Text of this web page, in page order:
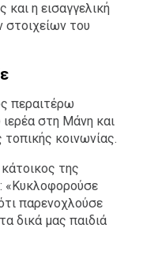
η εισαγγελική
στοιχείων του
περαιτέρω
στη Μάνη και
κοινωνίας.
της
«Κυκλοφορούσε
παρενοχλούσε
δικά μας παιδιά